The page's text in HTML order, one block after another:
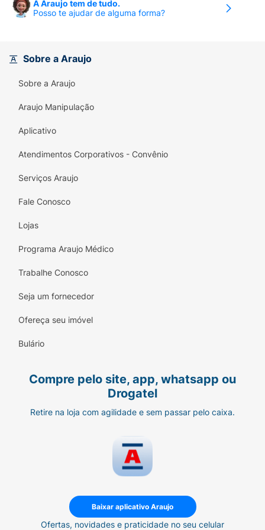
A Araujo tem de tudo.
Posso te ajudar de alguma forma?
Sobre a Araujo
Sobre a Araujo
Araujo Manipulação
Aplicativo
Atendimentos Corporativos - Convênio
Serviços Araujo
Fale Conosco
Lojas
Programa Araujo Médico
Trabalhe Conosco
Seja um fornecedor
Ofereça seu imóvel
Bulário
Compre pelo site, app, whatsapp ou
Drogatel
Retire na loja com agilidade e sem passar pelo caixa.
Baixar aplicativo Araujo
Ofertas, novidades e praticidade no seu celular